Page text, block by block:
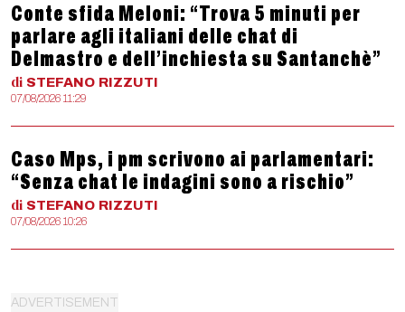
Conte sfida Meloni: “Trova 5 minuti per
parlare agli italiani delle chat di
Delmastro e dell’inchiesta su Santanchè”
di STEFANO RIZZUTI
07/08/2026 11:29
Caso Mps, i pm scrivono ai parlamentari:
“Senza chat le indagini sono a rischio”
di STEFANO RIZZUTI
07/08/2026 10:26